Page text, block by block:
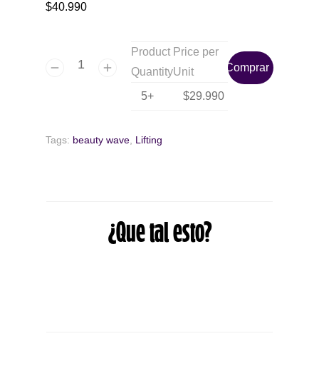
$40.990
Product
Quantity
Price per
Unit
5+
$29.990
Comprar
Tags: beauty wave, Lifting
¿Que tal esto?